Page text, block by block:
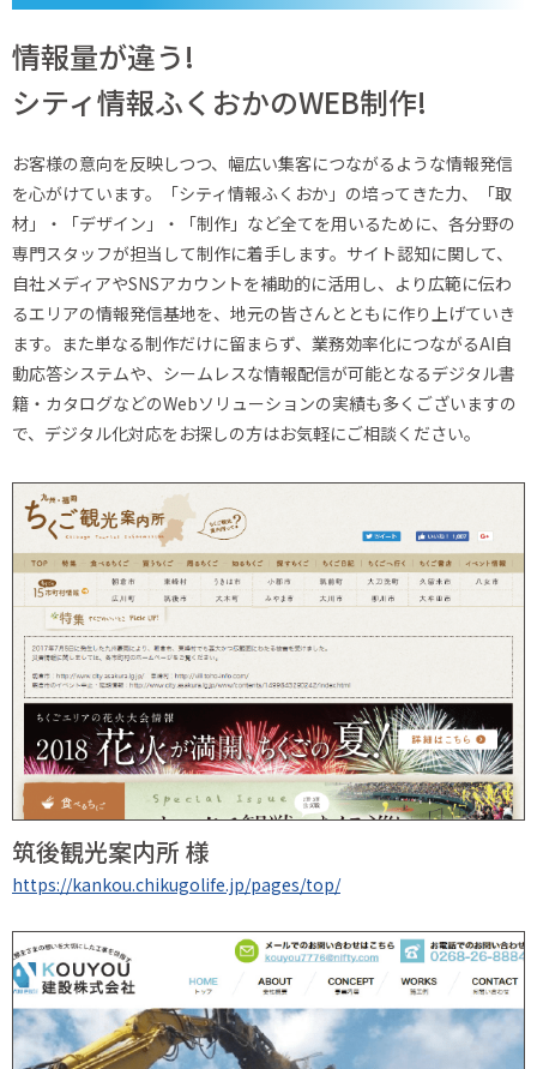
情報量が違う!
シティ情報ふくおかのWEB制作!
お客様の意向を反映しつつ、幅広い集客につながるような情報発信
を心がけています。「シティ情報ふくおか」の培ってきた力、「取
材」・「デザイン」・「制作」など全てを用いるために、各分野の
専門スタッフが担当して制作に着手します。サイト認知に関して、
自社メディアやSNSアカウントを補助的に活用し、より広範に伝わ
るエリアの情報発信基地を、地元の皆さんとともに作り上げていき
ます。また単なる制作だけに留まらず、業務効率化につながるAI自
動応答システムや、シームレスな情報配信が可能となるデジタル書
籍・カタログなどのWebソリューションの実績も多くございますの
で、デジタル化対応をお探しの方はお気軽にご相談ください。
筑後観光案内所 様
https://kankou.chikugolife.jp/pages/top/